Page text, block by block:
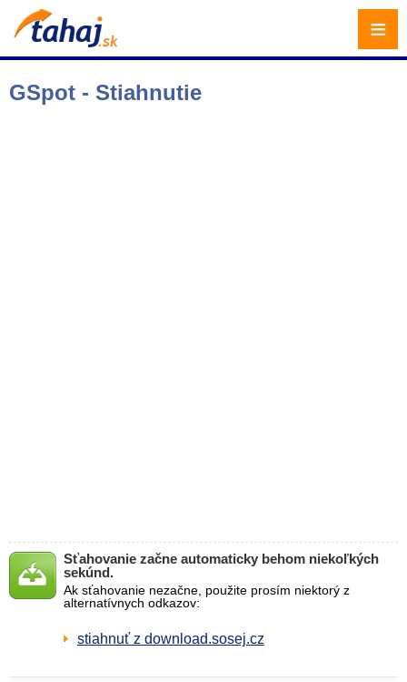
GSpot - Stiahnutie
Sťahovanie začne automaticky behom niekoľkých
sekúnd.
Ak sťahovanie nezačne, použite prosím niektorý z
alternatívnych odkazov:
stiahnuť z download.sosej.cz
≡